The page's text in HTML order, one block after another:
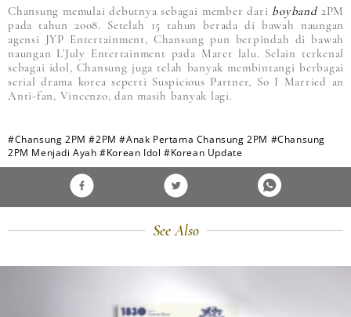
Chansung memulai debutnya sebagai member dari boyband2PM
pada tahun 2008. Setelah 15 tahun berada di bawah naungan
agensi JYP Entertainment, Chansung pun berpindah di bawah
naungan L’July Entertainment pada Maret lalu. Selain terkenal
sebagai idol, Chansung juga telah banyak membintangi berbagai
serial drama korea seperti Suspicious Partner, So I Married an
Anti-fan, Vincenzo, dan masih banyak lagi.
#Chansung 2PM #2PM #Anak Pertama Chansung 2PM #Chansung
2PM Menjadi Ayah #Korean Idol #Korean Update
See Also